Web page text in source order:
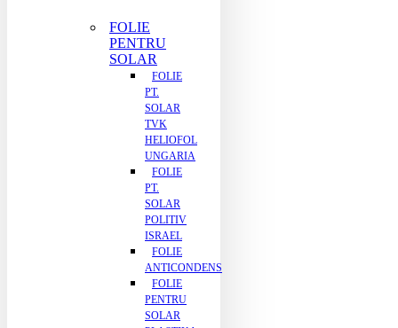
FOLIE
PENTRU
SOLAR
FOLIE
PT.
SOLAR
TVK
HELIOFOL
UNGARIA
FOLIE
PT.
SOLAR
POLITIV
ISRAEL
FOLIE
ANTICONDENS
FOLIE
PENTRU
SOLAR